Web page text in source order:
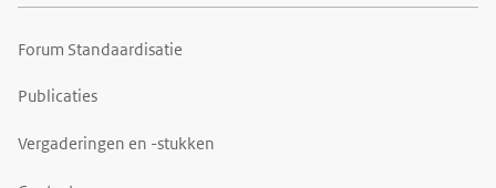
Forum Standaardisatie
Publicaties
Vergaderingen en -stukken